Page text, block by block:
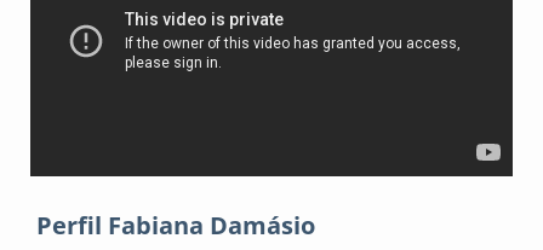
Perfil Fabiana Damásio